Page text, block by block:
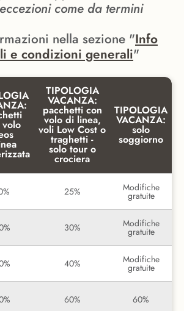
come da termini
nella sezione "Info
e condizioni generali"
TIPOLOGIA
VACANZA:
pacchetti con
volo di linea,
voli Low Cost o
traghetti -
solo tour o
crociera
TIPOLOGIA
VACANZA:
solo
soggiorno
25% Modifiche
gratuite
30% Modifiche
gratuite
40% Modifiche
gratuite
60% 60%